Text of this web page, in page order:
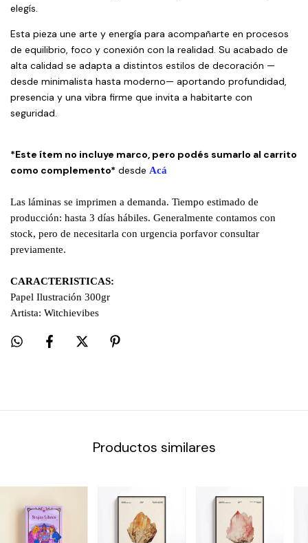
elegís.
Esta pieza une arte y energía para acompañarte en procesos
de equilibrio, foco y conexión con la realidad. Su acabado de
alta calidad se adapta a distintos estilos de decoración —
desde minimalista hasta moderno— aportando profundidad,
presencia y una vibra firme que invita a habitarte con
seguridad.
*Este ítem no incluye marco, pero podés sumarlo al carrito
como complemento* desde Acá
Las láminas se imprimen a demanda. Tiempo estimado de
producción: hasta 3 días hábiles. Generalmente contamos con
stock, pero de necesitarla con urgencia porfavor consultar
previamente.
CARACTERISTICAS:
Papel Ilustración 300gr
Artista: Witchievibes
Productos similares